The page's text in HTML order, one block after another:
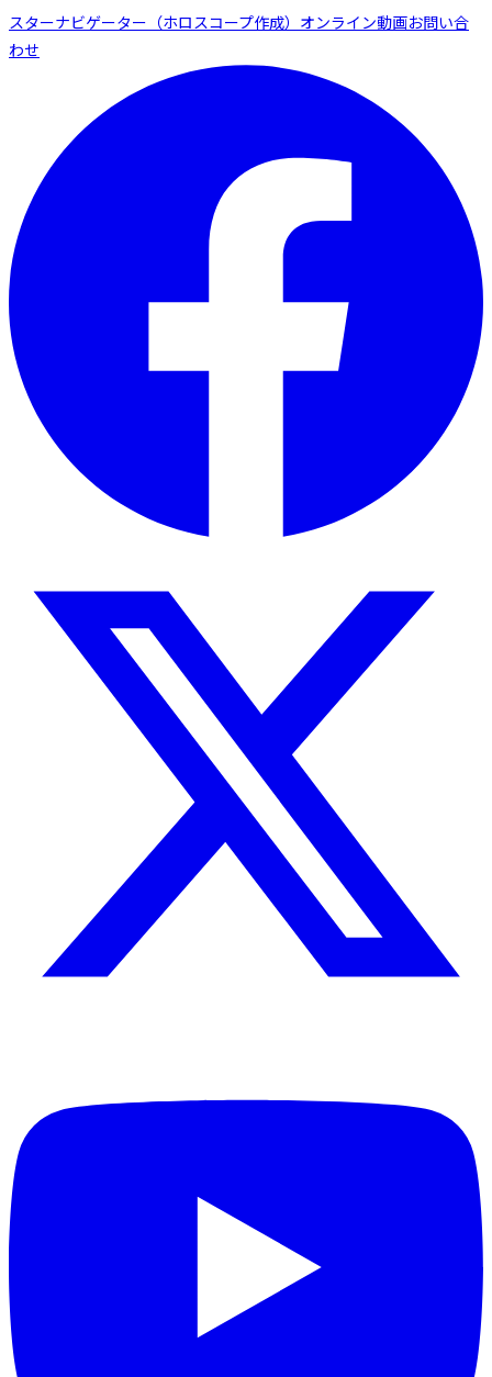
スターナビゲーター（ホロスコープ作成） オンライン動画お問い合
わせ